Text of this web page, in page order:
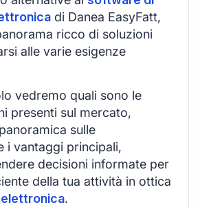
di Danea EasyFatt,
ricco di soluzioni
alle varie esigenze
vedremo quali sono le
presenti sul mercato,
sulle
i vantaggi principali,
decisioni informate per
della tua attività in ottica
.